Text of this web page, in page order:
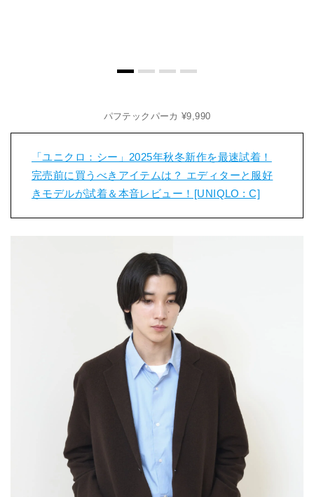
パフテックパーカ ¥9,990
「ユニクロ：シー」2025年秋冬新作を最速試着！
完売前に買うべきアイテムは？ エディターと服好
きモデルが試着＆本音レビュー！[UNIQLO : C]